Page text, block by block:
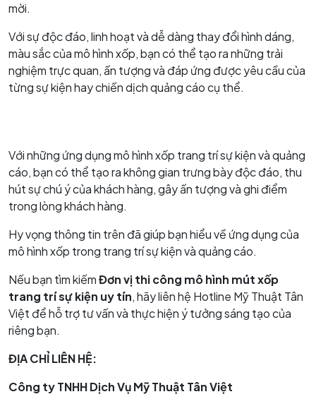
mời.
Với sự độc đáo, linh hoạt và dễ dàng thay đổi hình dáng,
màu sắc của mô hình xốp, bạn có thể tạo ra những trải
nghiệm trực quan, ấn tượng và đáp ứng được yêu cầu của
từng sự kiện hay chiến dịch quảng cáo cụ thể.
Với những ứng dụng mô hình xốp trang trí sự kiện và quảng
cáo, bạn có thể tạo ra không gian trưng bày độc đáo, thu
hút sự chú ý của khách hàng, gây ấn tượng và ghi điểm
trong lòng khách hàng.
Hy vọng thông tin trên đã giúp bạn hiểu về ứng dụng của
mô hình xốp trong trang trí sự kiện và quảng cáo.
Nếu bạn tìm kiếmĐơn vị thi công mô hình mút xốp
trang trí sự kiện uy tín, hãy liên hệ Hotline Mỹ Thuật Tân
Việt để hỗ trợ tư vấn và thực hiện ý tưởng sáng tạo của
riêng bạn.
ĐỊA CHỈ LIÊN HỆ:
Công ty TNHH Dịch Vụ Mỹ Thuật Tân Việt